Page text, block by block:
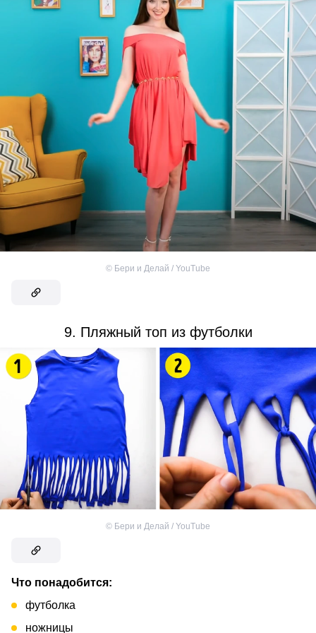
© Бери и Делай / YouTube
9. Пляжный топ из футболки
© Бери и Делай / YouTube
Что понадобится:
футболка
ножницы